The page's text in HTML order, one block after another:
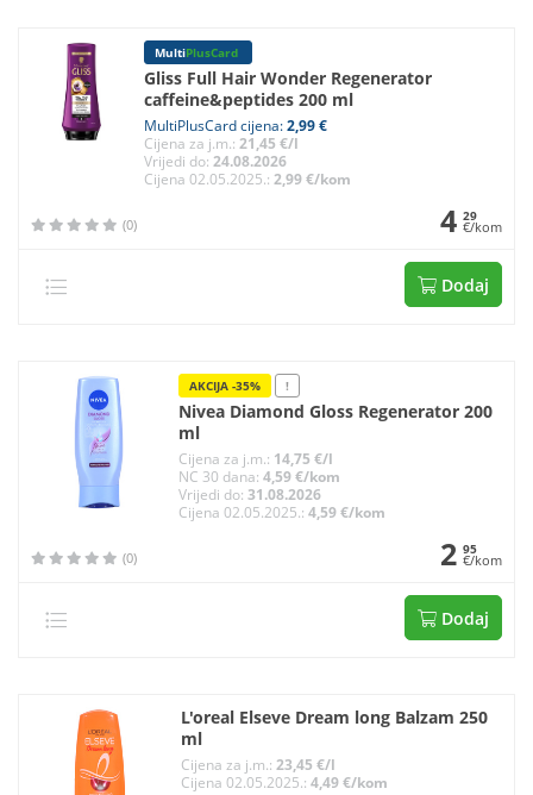
MultiPlusCard
Gliss Full Hair Wonder Regenerator
caffeine&peptides 200 ml
MultiPlusCard cijena:2,99 €
Cijena za j.m.:21,45 €/l
Vrijedi do:24.08.2026
Cijena 02.05.2025.:2,99 €/kom
(0) 4 29
€/kom
Dodaj
AKCIJA -35% !
Nivea Diamond Gloss Regenerator 200
ml
Cijena za j.m.: 14,75 €/l
NC 30 dana:4,59 €/kom
Vrijedi do:31.08.2026
Cijena 02.05.2025.:4,59 €/kom
(0) 2 95
€/kom
Dodaj
L'oreal Elseve Dream long Balzam 250
ml
Cijena za j.m.: 23,45 €/l
Cijena 02.05.2025.: 4,49 €/kom